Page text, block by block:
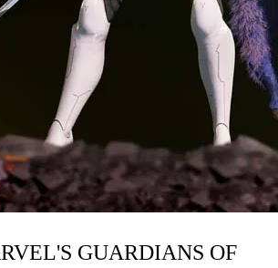
GUARDIANS OF